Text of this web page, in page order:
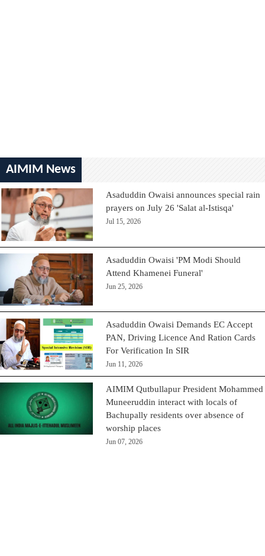
AIMIM News
Asaduddin Owaisi announces special rain
prayers on July 26 'Salat al-Istisqa'
Jul 15, 2026
Asaduddin Owaisi 'PM Modi Should
Attend Khamenei Funeral'
Jun 25, 2026
Asaduddin Owaisi Demands EC Accept
PAN, Driving Licence And Ration Cards
For Verification In SIR
Jun 11, 2026
AIMIM Qutbullapur President Mohammed
Muneeruddin interact with locals of
Bachupally residents over absence of
worship places
Jun 07, 2026